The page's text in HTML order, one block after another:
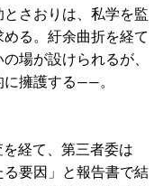
さおりは、私学を監
る。紆余曲折を経て
場が設けられるが、
に擁護する――。
経て、第三者委は
る要因」と報告書で結